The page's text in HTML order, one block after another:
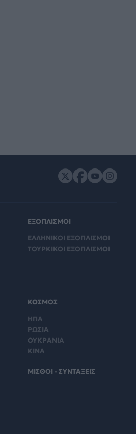
ΕΞΟΠΛΙΣΜΟΙ
ΕΛΛΗΝΙΚΟΙ ΕΞΟΠΛΙΣΜΟΙ
ΤΟΥΡΚΙΚΟΙ ΕΞΟΠΛΙΣΜΟΙ
ΚΟΣΜΟΣ
ΗΠΑ
ΡΩΣΙΑ
ΟΥΚΡΑΝΙΑ
ΚΙΝΑ
ΜΙΣΘΟΙ - ΣΥΝΤΑΞΕΙΣ